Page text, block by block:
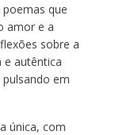
que
amor e a
sobre a
e autêntica
em
única, com